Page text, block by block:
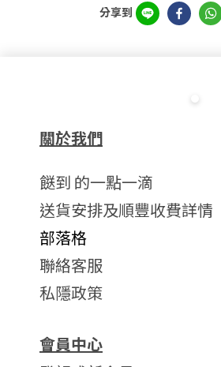
分享到
關於我們
餸到 的一點一滴
送貨安排及順豐收費詳情
部落格
聯絡客服
私隱政策
會員中心